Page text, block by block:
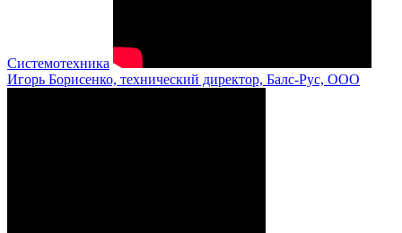
Системотехника
Игорь Борисенко, технический директор, Балс-Рус, ООО